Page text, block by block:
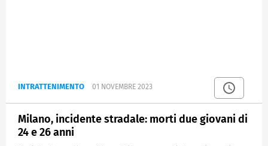
INTRATTENIMENTO 01 NOVEMBRE 2023
Milano, incidente stradale: morti due giovani di
24 e 26 anni